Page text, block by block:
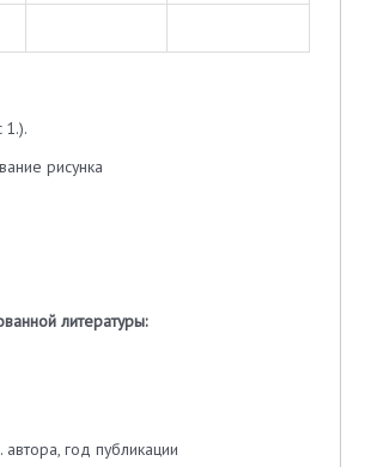
1.).
рисунка
литературы:
год публикации